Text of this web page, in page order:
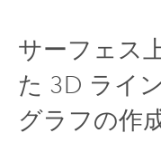
サーフェス
た 3D ライ
グラフの作